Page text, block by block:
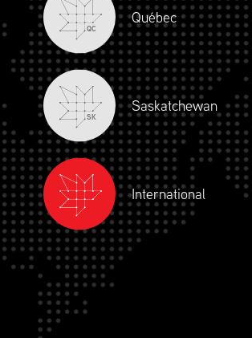
JOIGNEZ-
QC
Québec
SK
Saskatchewan
International